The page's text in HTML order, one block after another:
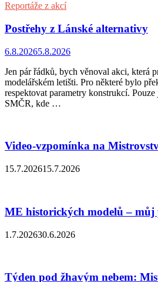
Reportáže z akcí
Postřehy z Lánské alternativy
6.8.20265.8.2026
Jen pár řádků, bych věnoval akci, která
modelářském letišti. Pro některé bylo
respektovat parametry konstrukcí.
SMČR, kde …
Video-vzpomínka na
15.7.202615.7.2026
ME historických modelů – můj
1.7.202630.6.2026
Týden pod žhavým nebem: